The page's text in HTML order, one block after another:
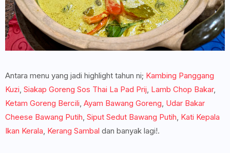
Antara menu yang jadi highlight tahun ni; Kambing Panggang
Kuzi, Siakap Goreng Sos Thai La Pad Prij, Lamb Chop Bakar,
Ketam Goreng Bercili, Ayam Bawang Goreng, Udar Bakar
Cheese Bawang Putih, Siput Sedut Bawang Putih, Kati Kepala
Ikan Kerala, Kerang Sambal dan banyak lagi!.